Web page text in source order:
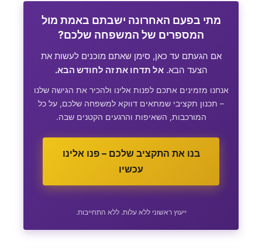
מתי בפעם האחרונה ישבתם באמת מול
המספרים של המשפחה שלכם?
אם הגעתם עד כאן, סימן שאתם מוכנים לעשות את
הצעד הבא.אל תדחו את זה לחודש הבא.
אנחנו מזמינים אתכם לפנות אלינו ולהכיר את הגישה שלנו
– תכנון תקציבי שמתאים דווקא למשפחה שלכם, על כל
המורכבות, השאיפות והרגעים הקטנים שבה.
בנו את התקציב שלכם – פנו אלינו
עכשיו
ייעוץ ראשוני ללא עלות. ללא התחייבות.